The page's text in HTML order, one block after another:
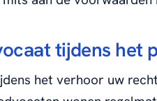
tijdens het
het verhoor uw